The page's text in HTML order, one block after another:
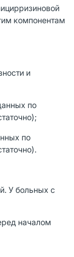
компонентам
и
по
по
У больных с
началом